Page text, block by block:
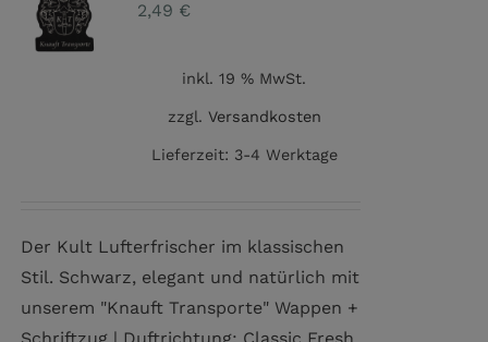
2,49 €
inkl. 19 % MwSt.
zzgl. Versandkosten
Lieferzeit: 3-4 Werktage
Der Kult Lufterfrischer im klassischen
Stil. Schwarz, elegant und natürlich mit
unserem "Knauft Transporte" Wappen +